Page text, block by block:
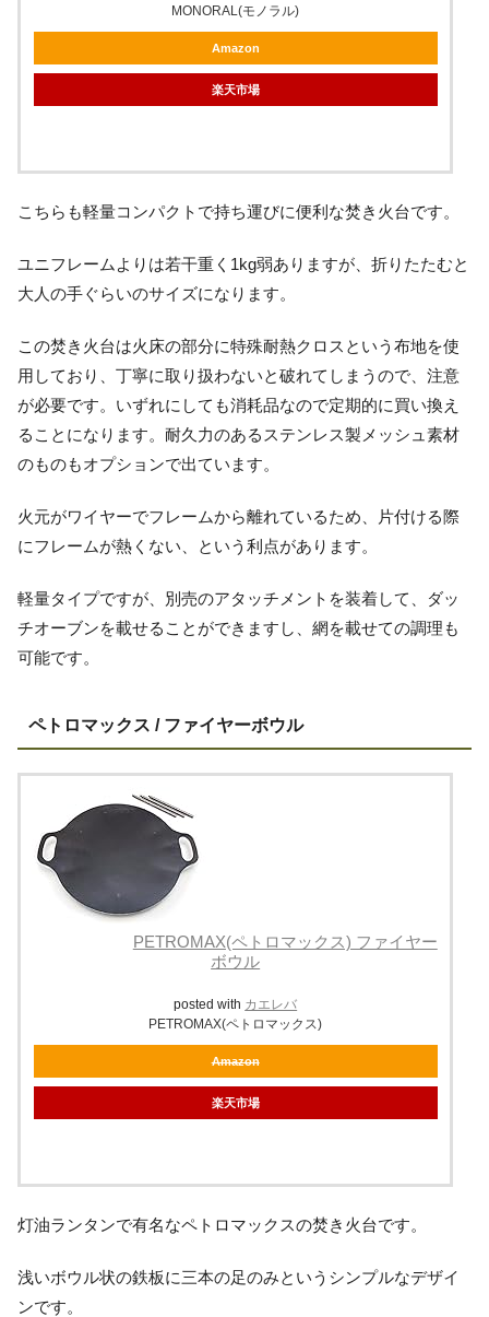
MONORAL(モノラル)
Amazon
楽天市場
こちらも軽量コンパクトで持ち運びに便利な焚き火台です。
ユニフレームよりは若干重く1kg弱ありますが、折りたたむと
大人の手ぐらいのサイズになります。
この焚き火台は火床の部分に特殊耐熱クロスという布地を使
用しており、丁寧に取り扱わないと破れてしまうので、注意
が必要です。いずれにしても消耗品なので定期的に買い換え
ることになります。耐久力のあるステンレス製メッシュ素材
のものもオプションで出ています。
火元がワイヤーでフレームから離れているため、片付ける際
にフレームが熱くない、という利点があります。
軽量タイプですが、別売のアタッチメントを装着して、ダッ
チオーブンを載せることができますし、網を載せての調理も
可能です。
ペトロマックス / ファイヤーボウル
PETROMAX(ペトロマックス) ファイヤー
ボウル
posted with カエレバ
PETROMAX(ペトロマックス)
Amazon
楽天市場
灯油ランタンで有名なペトロマックスの焚き火台です。
浅いボウル状の鉄板に三本の足のみというシンプルなデザイ
ンです。